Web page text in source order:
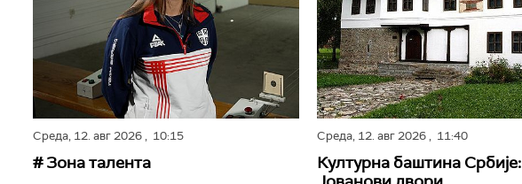
Среда, 12. авг 2026, 10:15
# Зона талента
Среда, 12. авг 2026, 11:40
Културна баштина Србије: